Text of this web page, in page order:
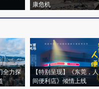
康危机
全力探
【特别呈现】《东莞，人
间便利店》倾情上线